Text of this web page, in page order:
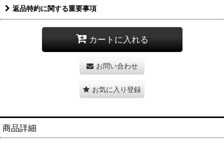
返品特約に関する重要事項
カートに入れる
お問い合わせ
お気に入り登録
商品詳細